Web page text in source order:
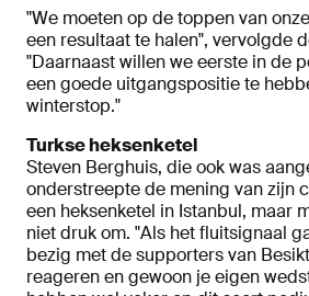
"We moeten op de toppen van
een resultaat te halen", vervolgde
"Daarnaast willen we eerste in de
een goede uitgangspositie te
winterstop."
Turkse heksenketel
Steven Berghuis, die ook was
onderstreepte de mening van zijn
een heksenketel in Istanbul, maar
niet druk om. "Als het fluitsignaal
bezig met de supporters van
reageren en gewoon je eigen